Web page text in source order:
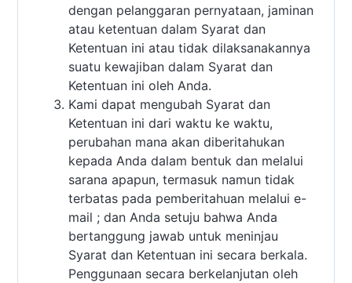
dengan pelanggaran pernyataan, jaminan
atau ketentuan dalam Syarat dan
Ketentuan ini atau tidak dilaksanakannya
suatu kewajiban dalam Syarat dan
Ketentuan ini oleh Anda.
Kami dapat mengubah Syarat dan
Ketentuan ini dari waktu ke waktu,
perubahan mana akan diberitahukan
kepada Anda dalam bentuk dan melalui
sarana apapun, termasuk namun tidak
terbatas pada pemberitahuan melalui e-
mail ; dan Anda setuju bahwa Anda
bertanggung jawab untuk meninjau
Syarat dan Ketentuan ini secara berkala.
Penggunaan secara berkelanjutan oleh